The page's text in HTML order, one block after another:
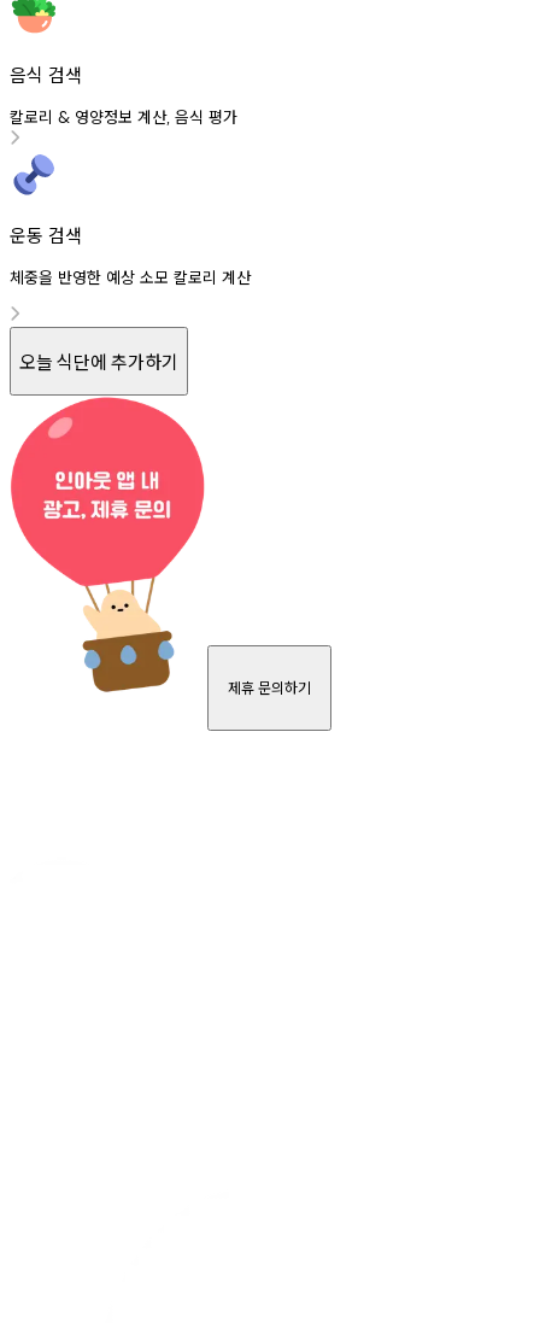
음식 검색
칼로리 & 영양정보 계산, 음식 평가
운동 검색
체중을 반영한 예상 소모 칼로리 계산
오늘 식단에 추가하기
제휴 문의하기